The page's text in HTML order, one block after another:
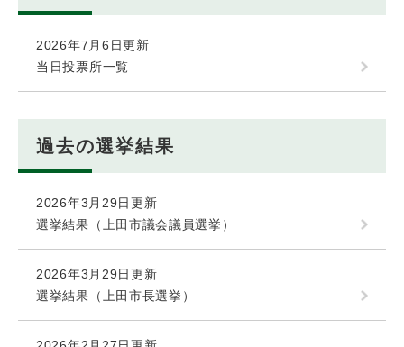
2026年7月6日更新
当日投票所一覧
過去の選挙結果
2026年3月29日更新
選挙結果（上田市議会議員選挙）
2026年3月29日更新
選挙結果（上田市長選挙）